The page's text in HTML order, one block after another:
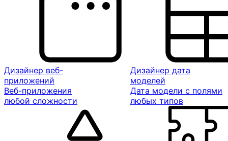
Дизайнер веб-
приложений
Веб-приложения
любой сложности
Дизайнер дата
моделей
Дата модели с полями
любых типов